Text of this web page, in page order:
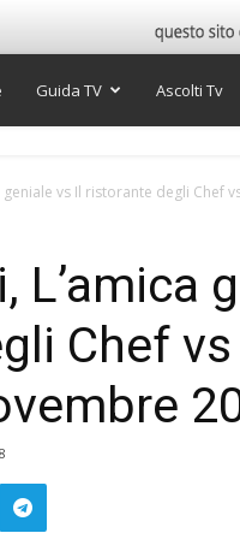
Guida TV Ascolti Tv
geniale vs Il ristorante degli Chef
Chef